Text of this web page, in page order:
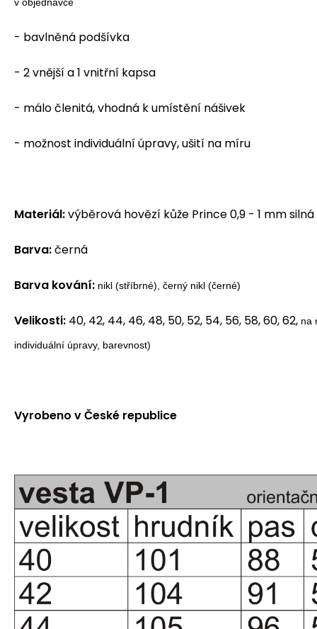
- bavlněná podšívka
- 2 vnější a 1 vnitřní kapsa
- málo členitá, vhodná k umístění nášivek
- možnost individuální úpravy, ušití na míru
Materiál:výběrová hovězí kůže Prince 0,9 - 1 mm silná
Barva:černá
Barva kování: nikl (stříbrné), černý nikl (černé)
Velikosti: 40, 42, 44, 46, 48, 50, 52, 54, 56, 58, 60, 62, na
individuální úpravy, barevnost)
Vyrobeno v České republice